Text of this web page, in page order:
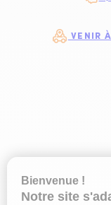
VENIR
Plan du site -